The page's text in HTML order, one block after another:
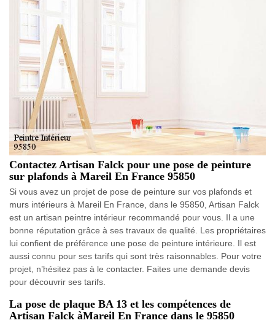
Contactez Artisan Falck pour une pose de peinture
sur plafonds à Mareil En France 95850
Si vous avez un projet de pose de peinture sur vos plafonds et
murs intérieurs à Mareil En France, dans le 95850, Artisan Falck
est un artisan peintre intérieur recommandé pour vous. Il a une
bonne réputation grâce à ses travaux de qualité. Les propriétaires
lui confient de préférence une pose de peinture intérieure. Il est
aussi connu pour ses tarifs qui sont très raisonnables. Pour votre
projet, n’hésitez pas à le contacter. Faites une demande devis
pour découvrir ses tarifs.
La pose de plaque BA 13 et les compétences de
Artisan Falck àMareil En France dans le 95850